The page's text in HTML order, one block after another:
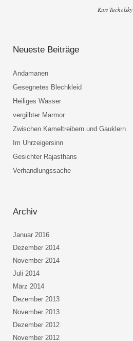
Kurt Tucholsky
Neueste Beiträge
Andamanen
Gesegnetes Blechkleid
Heiliges Wasser
vergilbter Marmor
Zwischen Kameltreibern und Gauklern
Im Uhrzeigersinn
Gesichter Rajasthans
Verhandlungssache
Archiv
Januar 2016
Dezember 2014
November 2014
Juli 2014
März 2014
Dezember 2013
November 2013
Dezember 2012
November 2012